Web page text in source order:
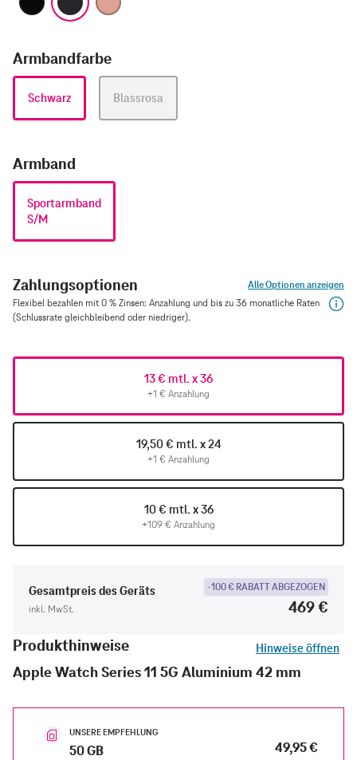
Armbandfarbe
Schwarz Blassrosa
Armband
Sportarmband
S/M
Zahlungsoptionen
Alle Optionen anzeigen
Flexibel bezahlen mit 0 % Zinsen: Anzahlung und bis zu 36 monatliche Raten
(Schlussrate gleichbleibend oder niedriger).
13 € mtl. x 36
+1 € Anzahlung
19,50 € mtl. x 24
+1 € Anzahlung
10 € mtl. x 36
+109 € Anzahlung
Gesamtpreis des Geräts
inkl. MwSt.
-100 € RABATT ABGEZOGEN
469 €
Produkthinweise
Hinweise öffnen
Apple Watch Series 11 5G Aluminium 42 mm
UNSERE EMPFEHLUNG
50 GB 49,95 €